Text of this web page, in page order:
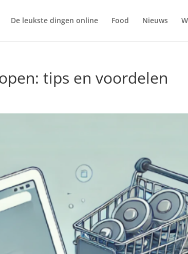
De leukste dingen online Food Nieuws
tips en voordelen